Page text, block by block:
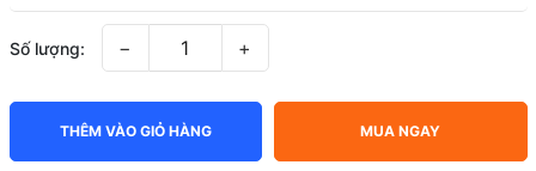
Số lượng: − +
THÊM VÀO GIỎ HÀNG MUA NGAY